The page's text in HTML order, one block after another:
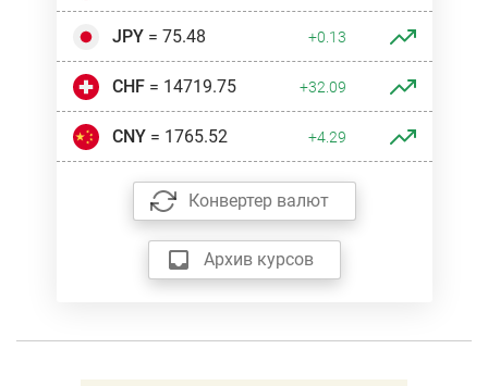
JPY= 75.48 +0.13
CHF= 14719.75 +32.09
CNY= 1765.52 +4.29
Конвертер валют
Архив курсов